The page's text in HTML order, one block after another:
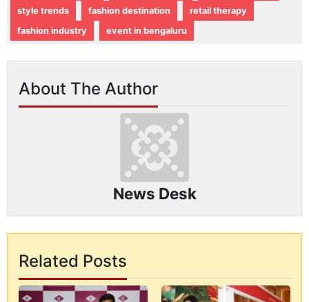
style trends
fashion destination
retail therapy
fashion industry
event in bengaluru
About The Author
News Desk
Related Posts